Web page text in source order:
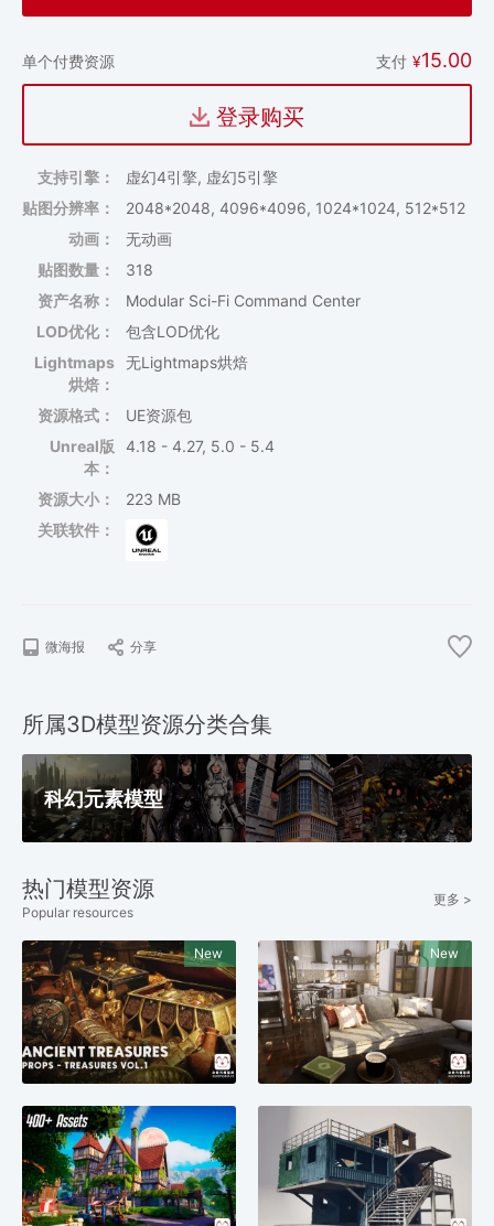
单个付费资源 支付 ¥15.00
登录购买
支持引擎：
虚幻4引擎, 虚幻5引擎
贴图分辨率：
2048*2048, 4096*4096, 1024*1024, 512*512
动画：
无动画
贴图数量：
318
资产名称：
Modular Sci-Fi Command Center
LOD优化：
包含LOD优化
Lightmaps
烘焙：
无Lightmaps烘焙
资源格式：
UE资源包
Unreal版
本：
4.18 - 4.27, 5.0 - 5.4
资源大小：
223 MB
关联软件：
微海报 分享
所属3D模型资源分类合集
科幻元素模型
热门模型资源
Popular resources
更多 >